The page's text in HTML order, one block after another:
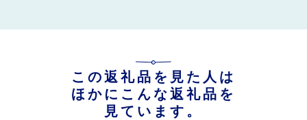
この返礼品を見た人は
ほかにこんな返礼品を
見ています。